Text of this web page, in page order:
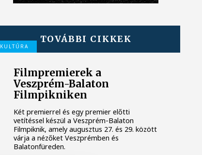
TOVÁBBI CIKKEK
KULTÚRA
Filmpremierek a
Veszprém-Balaton
Filmpikniken
Két premierrel és egy premier előtti
vetítéssel készül a Veszprém-Balaton
Filmpiknik, amely augusztus 27. és 29. között
várja a nézőket Veszprémben és
Balatonfüreden.